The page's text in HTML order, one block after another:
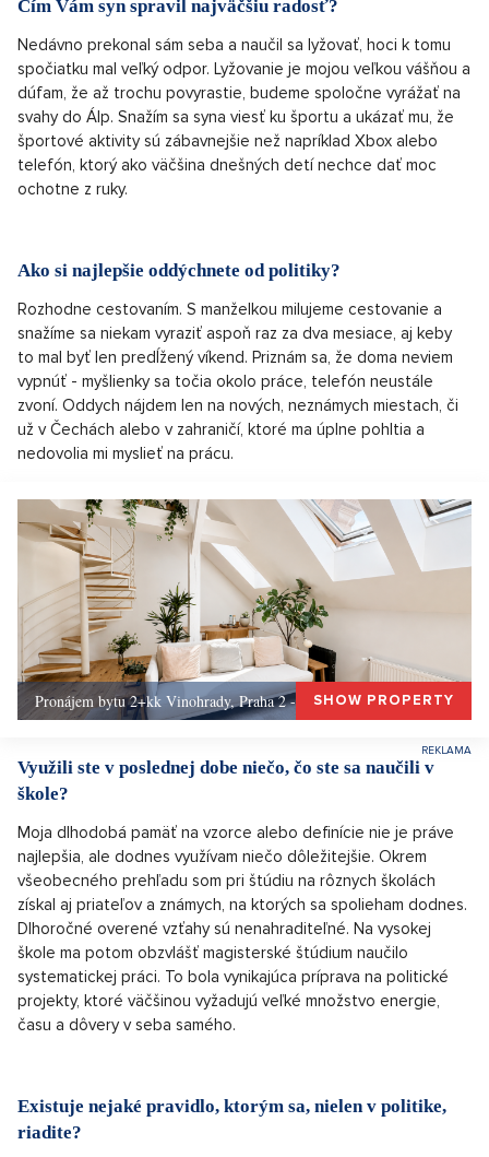
Čím Vám syn spravil najväčšiu radosť?
Nedávno prekonal sám seba a naučil sa lyžovať, hoci k tomu
spočiatku mal veľký odpor. Lyžovanie je mojou veľkou vášňou a
dúfam, že až trochu povyrastie, budeme spoločne vyrážať na
svahy do Álp. Snažím sa syna viesť ku športu a ukázať mu, že
športové aktivity sú zábavnejšie než napríklad Xbox alebo
telefón, ktorý ako väčšina dnešných detí nechce dať moc
ochotne z ruky.
Ako si najlepšie oddýchnete od politiky?
Rozhodne cestovaním. S manželkou milujeme cestovanie a
snažíme sa niekam vyraziť aspoň raz za dva mesiace, aj keby
to mal byť len predĺžený víkend. Priznám sa, že doma neviem
vypnúť - myšlienky sa točia okolo práce, telefón neustále
zvoní. Oddych nájdem len na nových, neznámych miestach, či
už v Čechách alebo v zahraničí, ktoré ma úplne pohltia a
nedovolia mi myslieť na prácu.
Pronájem bytu 2+kk Vinohrady, Praha 2 - 72 m², Praha 2
SHOW PROPERTY
Využili ste v poslednej dobe niečo, čo ste sa naučili v
škole?
Moja dlhodobá pamäť na vzorce alebo definície nie je práve
najlepšia, ale dodnes využívam niečo dôležitejšie. Okrem
všeobecného prehľadu som pri štúdiu na rôznych školách
získal aj priateľov a známych, na ktorých sa spolieham dodnes.
Dlhoročné overené vzťahy sú nenahraditeľné. Na vysokej
škole ma potom obzvlášť magisterské štúdium naučilo
systematickej práci. To bola vynikajúca príprava na politické
projekty, ktoré väčšinou vyžadujú veľké množstvo energie,
času a dôvery v seba samého.
Existuje nejaké pravidlo, ktorým sa, nielen v politike,
riadite?